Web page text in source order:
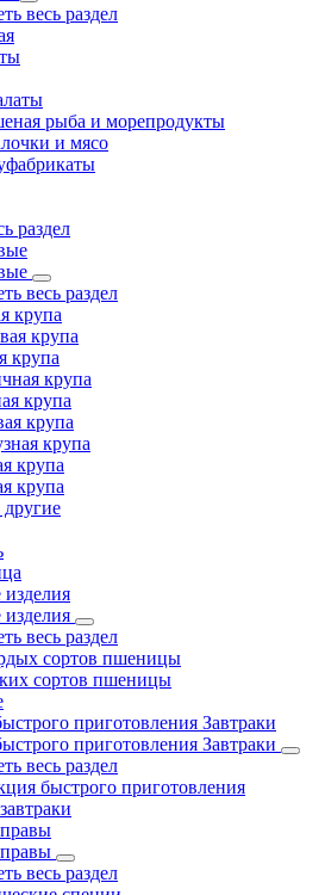
весь раздел
рыба и морепродукты
и мясо
раздел
весь раздел
крупа
крупа
крупа
крупа
крупа
крупа
крупа
крупа
крупа
весь раздел
сортов пшеницы
сортов пшеницы
приготовления Завтраки
приготовления Завтраки
весь раздел
быстрого приготовления
весь раздел